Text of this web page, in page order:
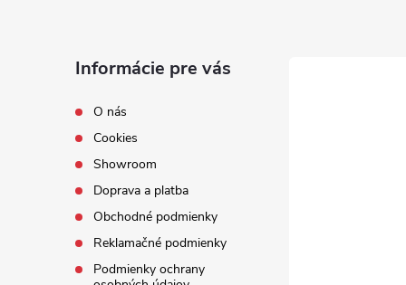
Informácie pre vás
O nás
Cookies
Showroom
Doprava a platba
Obchodné podmienky
Reklamačné podmienky
Podmienky ochrany